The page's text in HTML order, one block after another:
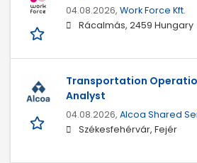
04.08.2026, Work Force Kft.
Rácalmás, 2459 Hungary
Transportation
Analyst
04.08.2026, Alcoa Shared
Székesfehérvár, Fejér